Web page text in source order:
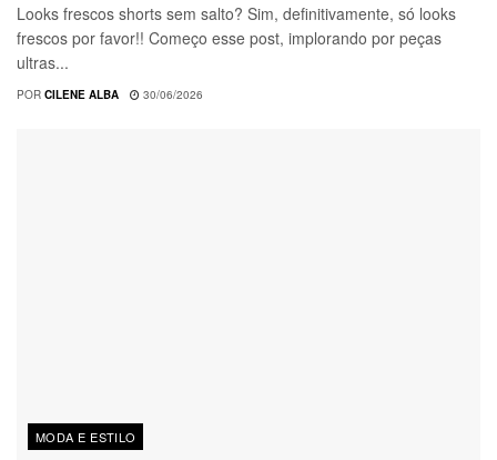
Looks frescos shorts sem salto? Sim, definitivamente, só looks
frescos por favor!! Começo esse post, implorando por peças
ultras...
POR CILENE ALBA 30/06/2026
MODA E ESTILO